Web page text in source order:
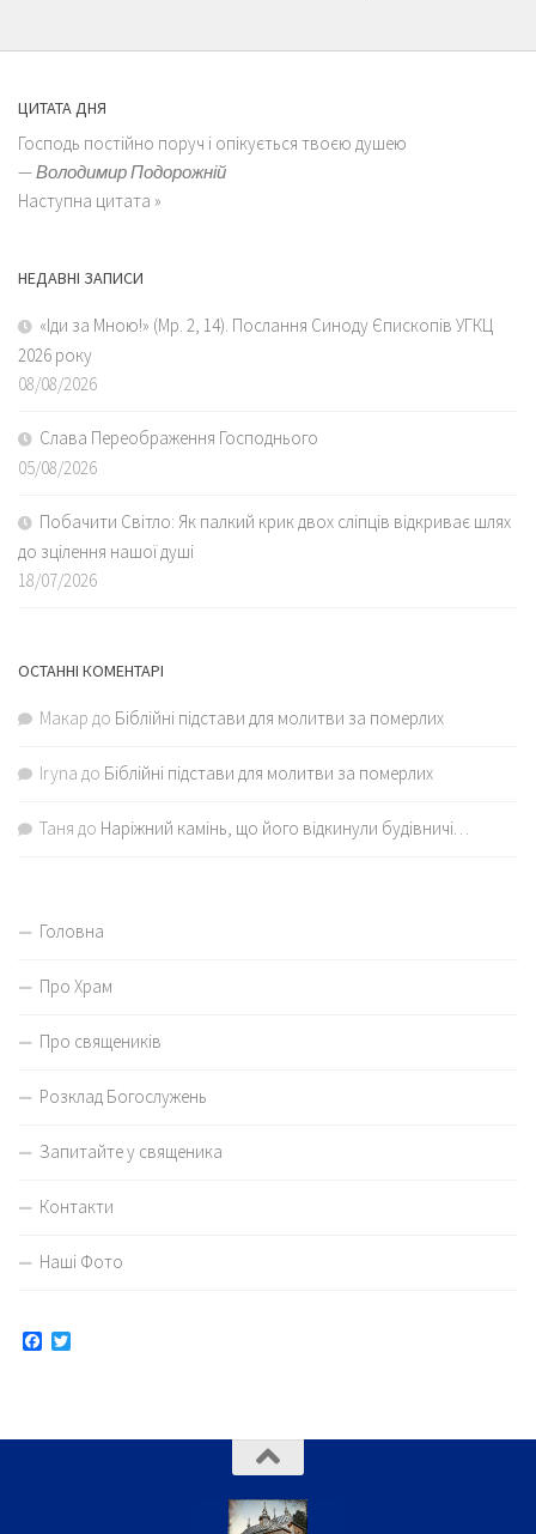
ЦИТАТА ДНЯ
Господь постійно поруч і опікується твоєю душею
—Володимир Подорожній
Наступна цитата »
НЕДАВНІ ЗАПИСИ
«Іди за Мною!» (Мр. 2, 14). Послання Синоду Єпископів УГКЦ
2026 року
08/08/2026
Слава Переображення Господнього
05/08/2026
Побачити Світло: Як палкий крик двох сліпців відкриває шлях
до зцілення нашої душі
18/07/2026
ОСТАННІ КОМЕНТАРІ
Макар до Біблійні підстави для молитви за померлих
Iryna до Біблійні підстави для молитви за померлих
Таня до Наріжний камінь, що його відкинули будівничі…
Головна
Про Храм
Про священиків
Розклад Богослужень
Запитайте у священика
Контакти
Наші Фото
Facebook